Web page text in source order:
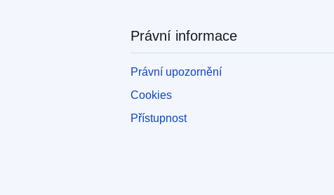
Právní informace
Právní upozornění
Cookies
Přístupnost